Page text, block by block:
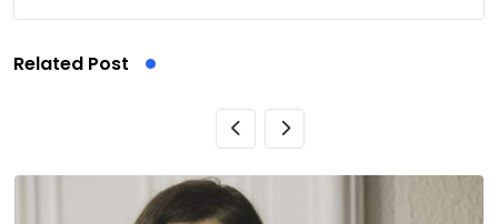
Related Post